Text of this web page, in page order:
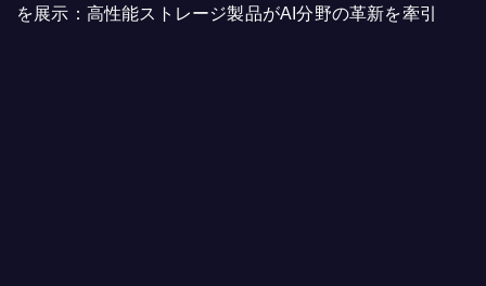
を展示：高性能ストレージ製品がAI分野の革新を牽引